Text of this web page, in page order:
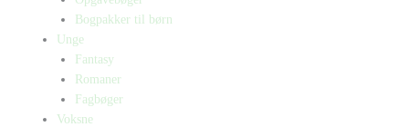
Bogpakker til børn
Unge
Fantasy
Romaner
Fagbøger
Voksne